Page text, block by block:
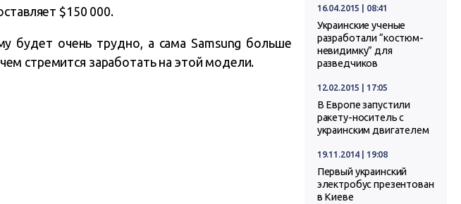
$150 000.
будет очень трудно, а сама Samsung больше
стремится заработать на этой модели.
16.04.2015 | 08:41
Украинские ученые
разработали “костюм-
невидимку” для
разведчиков
12.02.2015 | 17:05
В Европе запустили
ракету-носитель с
украинским двигателем
19.11.2014 | 19:08
Первый украинский
электробус презентован
в Киеве